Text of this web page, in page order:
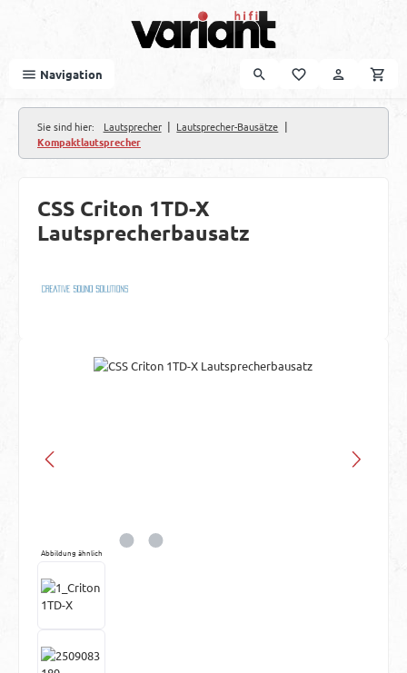
Navigation
Sie sind hier: Lautsprecher | Lautsprecher-Bausätze |
Kompaktlautsprecher
CSS Criton 1TD-X
Lautsprecherbausatz
Bildergalerie überspringen
Abbildung ähnlich